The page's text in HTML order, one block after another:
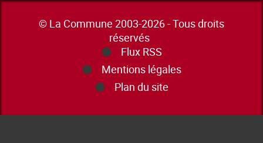
© La Commune 2003-2026 - Tous droits
réservés
Flux RSS
Mentions légales
Plan du site